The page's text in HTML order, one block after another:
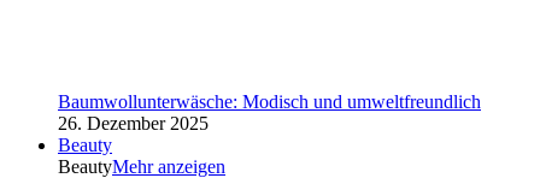
Baumwollunterwäsche: Modisch und umweltfreundlich
26. Dezember 2025
Beauty
BeautyMehr anzeigen